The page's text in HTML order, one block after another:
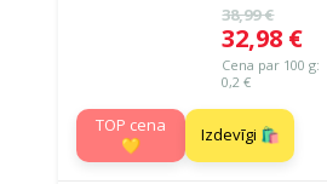
Oriģinālā
38,99 €
Cena
32,98 €
Cena par 100 g:
0,2 €
TOP cena
💛
Izdevīgi 🛍️